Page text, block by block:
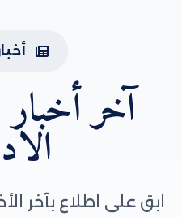
آخر أخبار
ابقَ على اطلاع بآخر